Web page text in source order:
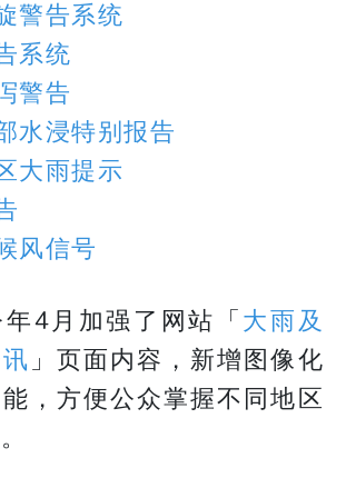
警告系统
系统
警告
水浸特别报告
大雨提示
风信号
4月加强了网站「大雨及
」页面内容，新增图像化
，方便公众掌握不同地区